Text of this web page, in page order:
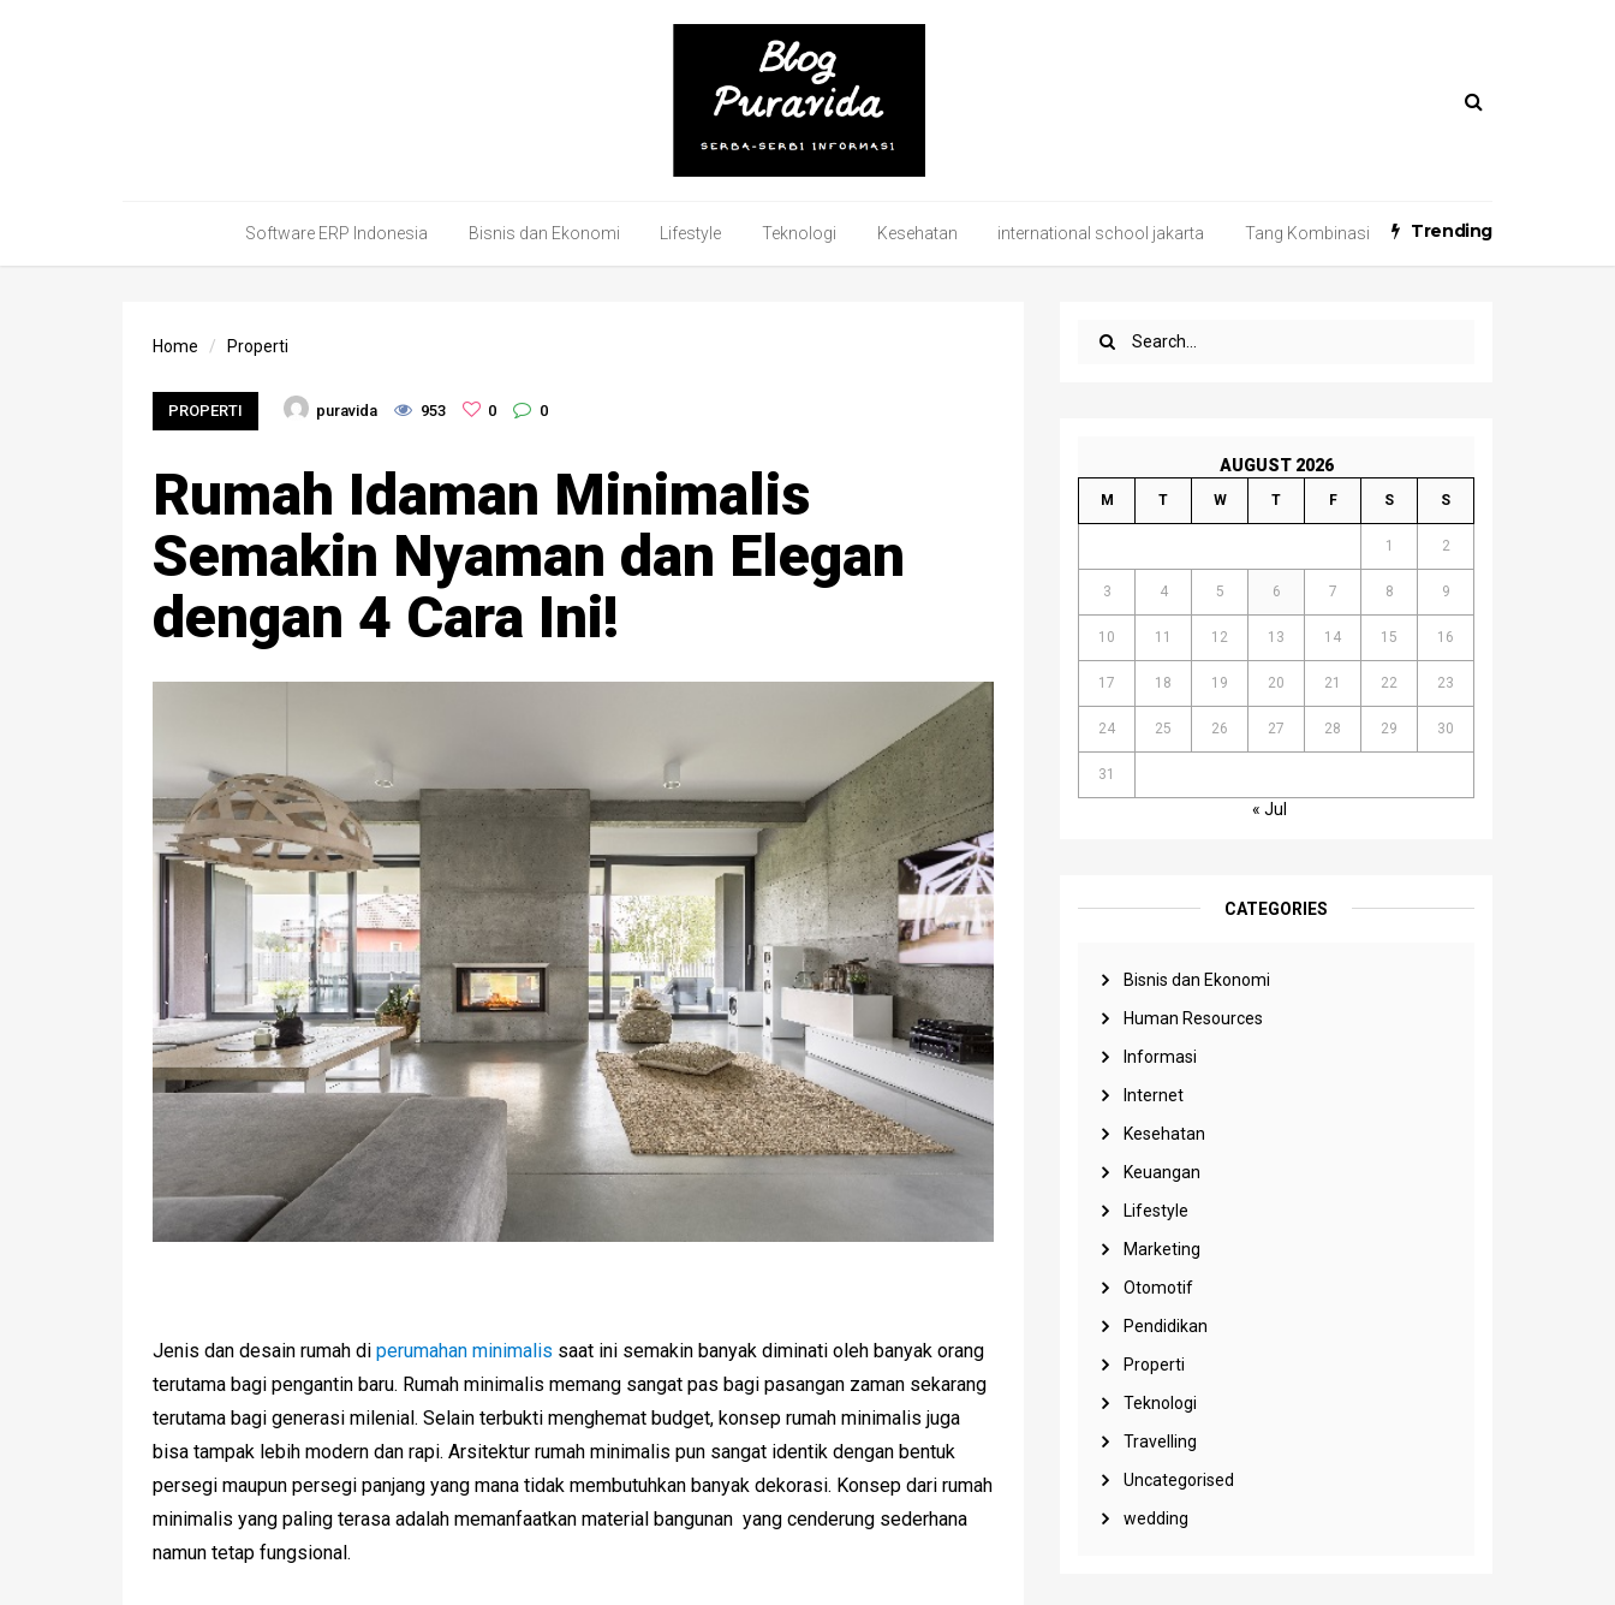
Software ERP Indonesia Bisnis dan Ekonomi Lifestyle Teknologi Kesehatan international school jakarta Tang Kombinasi Trending
AUGUST 2026
M T W T F S S
1 2
3 4 5 6 7 8 9
10 11 12 13 14 15 16
17 18 19 20 21 22 23
24 25 26 27 28 29 30
31
« Jul
CATEGORIES
Bisnis dan Ekonomi
Human Resources
Informasi
Internet
Kesehatan
Keuangan
Lifestyle
Marketing
Otomotif
Pendidikan
Properti
Teknologi
Travelling
Uncategorised
wedding
Home Properti
PROPERTI puravida 953 0 0
Rumah Idaman Minimalis
Semakin Nyaman dan Elegan
dengan 4 Cara Ini!
Jenis dan desain rumah di perumahan minimalis saat ini semakin banyak diminati oleh banyak orang
terutama bagi pengantin baru. Rumah minimalis memang sangat pas bagi pasangan zaman sekarang
terutama bagi generasi milenial. Selain terbukti menghemat budget, konsep rumah minimalis juga
bisa tampak lebih modern dan rapi. Arsitektur rumah minimalis pun sangat identik dengan bentuk
persegi maupun persegi panjang yang mana tidak membutuhkan banyak dekorasi. Konsep dari rumah
minimalis yang paling terasa adalah memanfaatkan material bangunan yang cenderung sederhana
namun tetap fungsional.